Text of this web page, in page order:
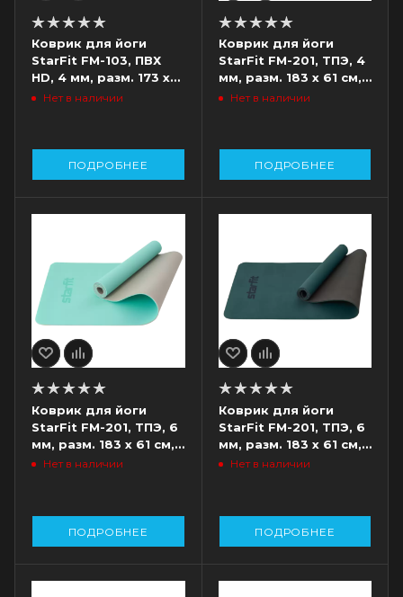
Коврик для йоги
StarFit FM-103, ПВХ
HD, 4 мм, разм. 173 x
61 см, холодный
Нет в наличии
ПОДРОБНЕЕ
Коврик для йоги
StarFit FM-201, ТПЭ, 4
мм, разм. 183 x 61 см,
розовый/фиолетовый
Нет в наличии
ПОДРОБНЕЕ
Коврик для йоги
StarFit FM-201, ТПЭ, 6
мм, разм. 183 х 61 см,
мятный/серый
Нет в наличии
ПОДРОБНЕЕ
Коврик для йоги
StarFit FM-201, ТПЭ, 6
мм, разм. 183 х 61 см,
черный/холодный
Нет в наличии
ПОДРОБНЕЕ